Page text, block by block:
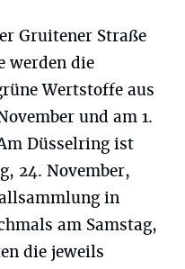
Gruitener Straße
werden die
Wertstoffe aus
und am 1.
Düsselring ist
24. November,
in
am Samstag,
die jeweils